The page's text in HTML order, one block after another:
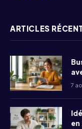
ARTICLES
7
en